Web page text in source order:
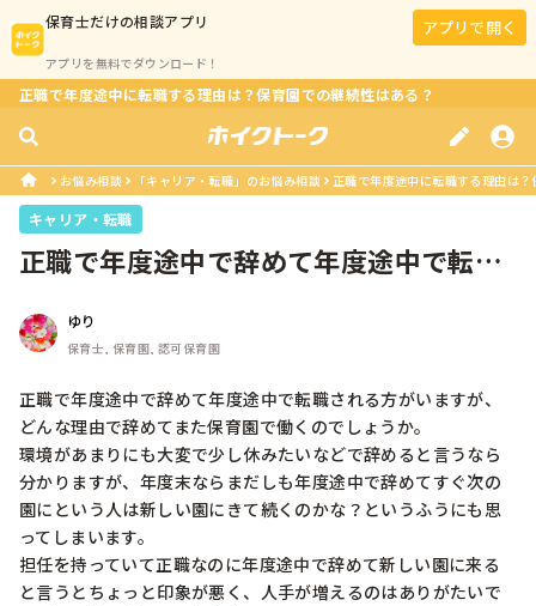
保育士だけの相談アプリ
アプリを無料でダウンロード！
アプリで開く
正職で年度途中に転職する理由は？保育園での継続性はある？
お悩み相談 「キャリア・転職」のお悩み相談 正職で年度途中に転職する理由は
キャリア・転職
正職で年度途中で辞めて年度途中で転職
ゆり
保育士, 保育園, 認可保育園
正職で年度途中で辞めて年度途中で転職される方がいますが、
どんな理由で辞めてまた保育園で働くのでしょうか。
環境があまりにも大変で少し休みたいなどで辞めると言うなら
分かりますが、年度末ならまだしも年度途中で辞めてすぐ次の
園にという人は新しい園にきて続くのかな？というふうにも思
ってしまいます。
担任を持っていて正職なのに年度途中で辞めて新しい園に来る
と言うとちょっと印象が悪く、人手が増えるのはありがたいで